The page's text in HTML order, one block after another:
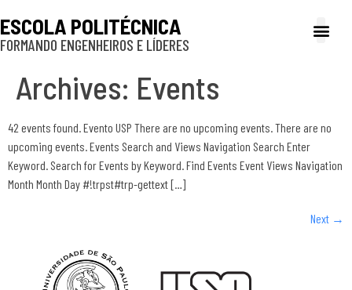
ESCOLA POLITÉCNICA
FORMANDO ENGENHEIROS E LÍDERES
Archives: Events
42 events found. Evento USP There are no upcoming events. There are no
upcoming events. Events Search and Views Navigation Search Enter
Keyword. Search for Events by Keyword. Find Events Event Views Navigation
Month Month Day #!trpst#trp-gettext […]
Next →